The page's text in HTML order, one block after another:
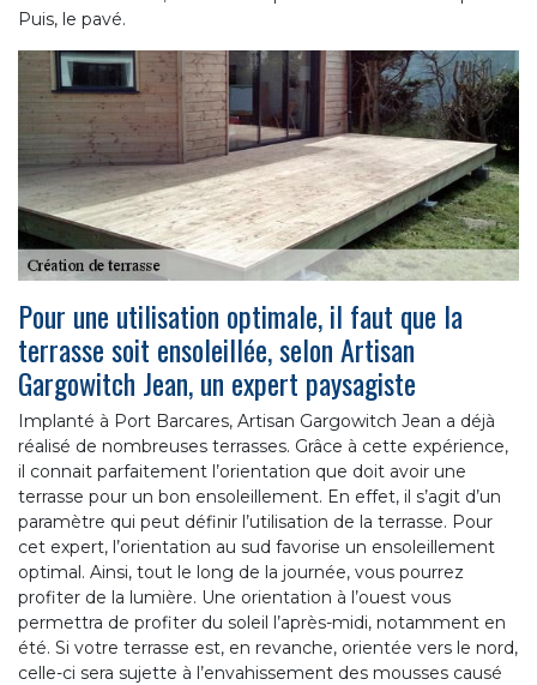
Puis, le pavé.
Pour une utilisation optimale, il faut que la
terrasse soit ensoleillée, selon Artisan
Gargowitch Jean, un expert paysagiste
Implanté à Port Barcares, Artisan Gargowitch Jean a déjà
réalisé de nombreuses terrasses. Grâce à cette expérience,
il connait parfaitement l’orientation que doit avoir une
terrasse pour un bon ensoleillement. En effet, il s’agit d’un
paramètre qui peut définir l’utilisation de la terrasse. Pour
cet expert, l’orientation au sud favorise un ensoleillement
optimal. Ainsi, tout le long de la journée, vous pourrez
profiter de la lumière. Une orientation à l’ouest vous
permettra de profiter du soleil l’après-midi, notamment en
été. Si votre terrasse est, en revanche, orientée vers le nord,
celle-ci sera sujette à l’envahissement des mousses causé